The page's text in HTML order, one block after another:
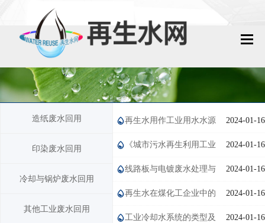
再生水动态
再生水知识
城镇污水回用
工业废水回用
技术资料
造纸废水回用
印染废水回用
冷却与锅炉废水回用
其他工业废水回用
2024-01-16
再生水用作工业用水水源
的水质标准 2024-01-16
《城市污水再生利用工业
用水水质》执行情况 2024-01-16
线路板与电镀废水处理与
回用工艺 2024-01-16
再生水在煤化工企业中的
应用 2024-01-16
工业冷却水系统的类型及